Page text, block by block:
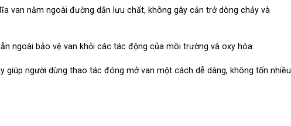
van nằm ngoài đường dẫn lưu chất, không gây cản trở dòng chảy và
ngoài bảo vệ van khỏi các tác động của môi trường và oxy hóa.
giúp người dùng thao tác đóng mở van một cách dễ dàng, không tốn nhiều